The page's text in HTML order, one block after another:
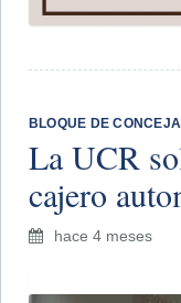
BLOQUE DE
La UCR
cajero
hace 4 meses